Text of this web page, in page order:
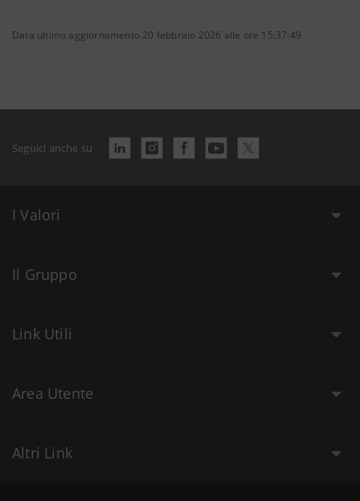
Data ultimo aggiornamento 20 febbraio 2026 alle ore 15:37:49
Seguici anche su
I Valori
Il Gruppo
Link Utili
Area Utente
Altri Link